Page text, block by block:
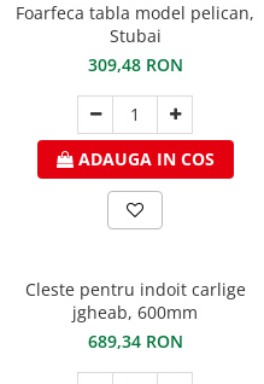
Foarfeca tabla model pelican,
Stubai
309,48 RON
ADAUGA IN COS
Cleste pentru indoit carlige
jgheab, 600mm
689,34 RON